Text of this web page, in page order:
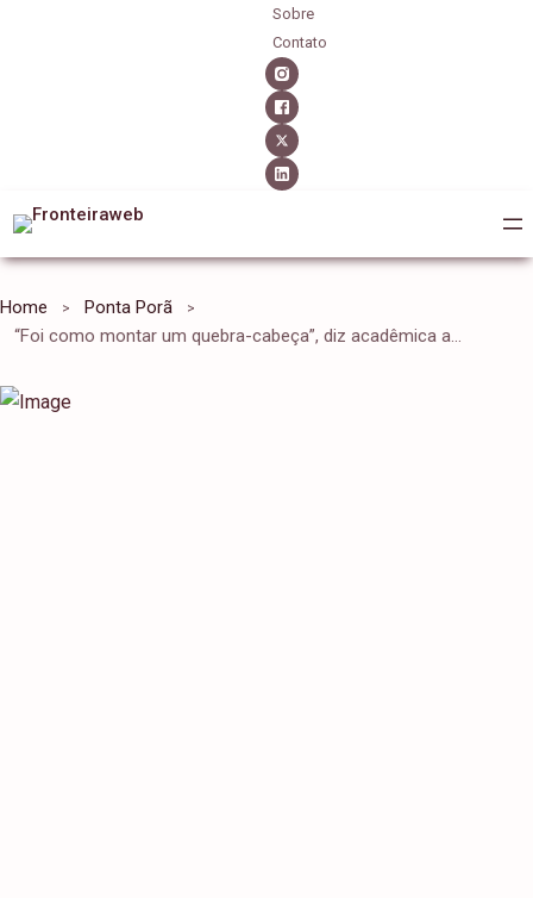
Sobre
Contato
Home
Ponta Porã
“Foi como montar um quebra-cabeça”, diz acadêmica após aula prática de Anatomia